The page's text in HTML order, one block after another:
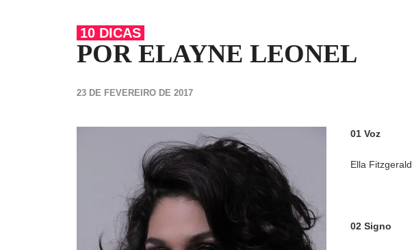
10 DICAS
POR ELAYNE LEONEL
23 DE FEVEREIRO DE 2017
01 Voz
Ella Fitzgerald
02 Signo